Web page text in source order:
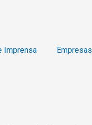
Imprensa Empresas